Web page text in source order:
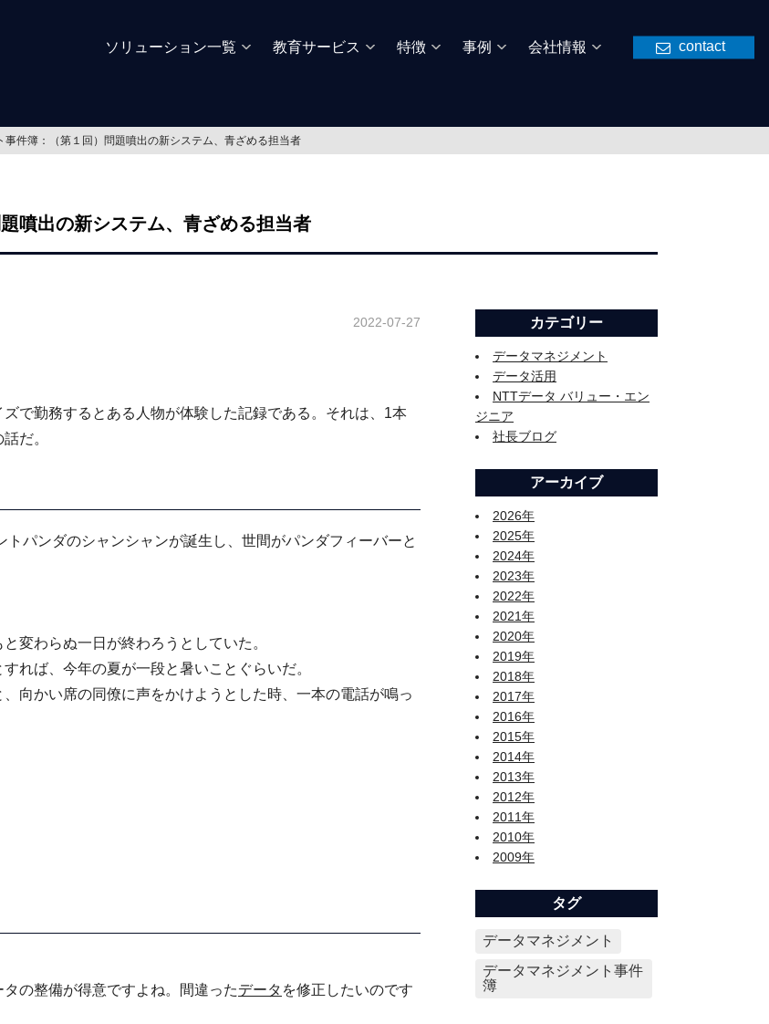
ソリューション一覧 教育サービス 特徴 事例 会社情報 contact
事件簿：（第１回）問題噴出の新システム、青ざめる担当者
噴出の新システム、青ざめる担当者
2022-07-27
で勤務するとある人物が体験した記録である。それは、1本
だ。
パンダのシャンシャンが誕生し、世間がパンダフィーバーと
変わらぬ一日が終わろうとしていた。
れば、今年の夏が一段と暑いことぐらいだ。
向かい席の同僚に声をかけようとした時、一本の電話が鳴っ
の整備が得意ですよね。間違ったデータ を修正したいのです
カテゴリー
データマネジメント
データ活用
NTTデータ バリュー・エン
ジニア
社長ブログ
アーカイブ
2026年
2025年
2024年
2023年
2022年
2021年
2020年
2019年
2018年
2017年
2016年
2015年
2014年
2013年
2012年
2011年
2010年
2009年
タグ
データマネジメント
データマネジメント事件
簿